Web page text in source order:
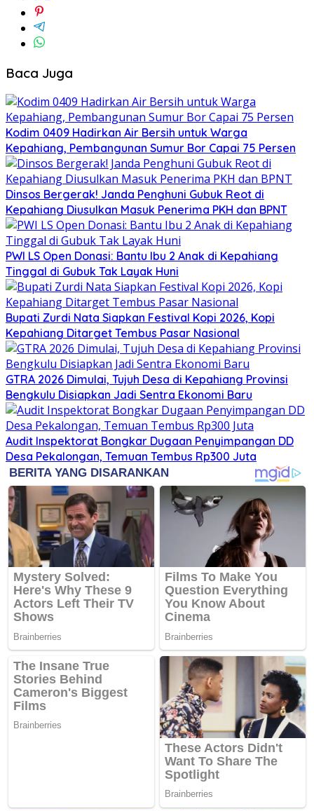
Baca Juga
Kodim 0409 Hadirkan Air Bersih untuk Warga
Kepahiang, Pembangunan Sumur Bor Capai 75 Persen
Dinsos Bergerak! Janda Penghuni Gubuk Reot di
Kepahiang Diusulkan Masuk Penerima PKH dan BPNT
PWI LS Open Donasi: Bantu Ibu 2 Anak di Kepahiang
Tinggal di Gubuk Tak Layak Huni
Bupati Zurdi Nata Siapkan Festival Kopi 2026, Kopi
Kepahiang Ditarget Tembus Pasar Nasional
GTRA 2026 Dimulai, Tujuh Desa di Kepahiang Provinsi
Bengkulu Disiapkan Jadi Sentra Ekonomi Baru
Audit Inspektorat Bongkar Dugaan Penyimpangan DD
Desa Pekalongan, Temuan Tembus Rp300 Juta